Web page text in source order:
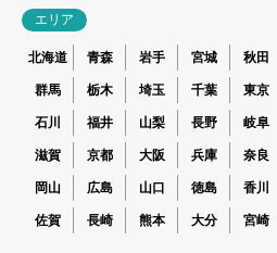
エリア
北海道 青森 岩手 宮城 秋田
群馬 栃木 埼玉 千葉 東京
石川 福井 山梨 長野 岐阜
滋賀 京都 大阪 兵庫 奈良
岡山 広島 山口 徳島 香川
佐賀 長崎 熊本 大分 宮崎